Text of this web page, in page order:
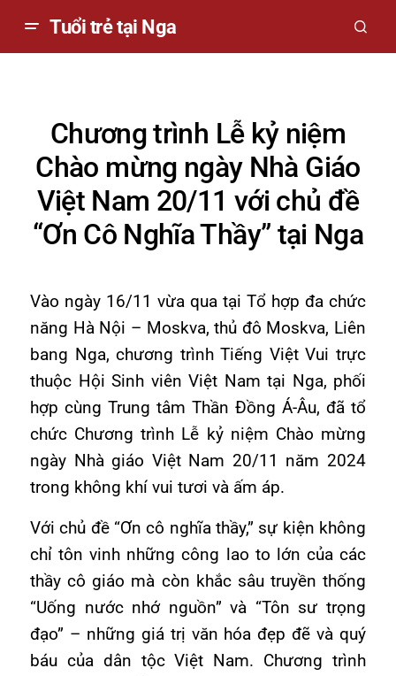
Tuổi trẻ tại Nga
Chương trình Lễ kỷ niệm
Chào mừng ngày Nhà Giáo
Việt Nam 20/11 với chủ đề
“Ơn Cô Nghĩa Thầy” tại Nga
Vào ngày 16/11 vừa qua tại Tổ hợp đa chức
năng Hà Nội – Moskva, thủ đô Moskva, Liên
bang Nga, chương trình Tiếng Việt Vui trực
thuộc Hội Sinh viên Việt Nam tại Nga, phối
hợp cùng Trung tâm Thần Đồng Á-Âu, đã tổ
chức Chương trình Lễ kỷ niệm Chào mừng
ngày Nhà giáo Việt Nam 20/11 năm 2024
trong không khí vui tươi và ấm áp.
Với chủ đề “Ơn cô nghĩa thầy,” sự kiện không
chỉ tôn vinh những công lao to lớn của các
thầy cô giáo mà còn khắc sâu truyền thống
“Uống nước nhớ nguồn” và “Tôn sư trọng
đạo” – những giá trị văn hóa đẹp đẽ và quý
báu của dân tộc Việt Nam. Chương trình